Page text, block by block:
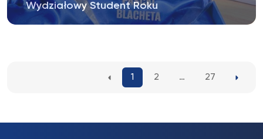
Wydziałowy Student Roku
1 2 … 27